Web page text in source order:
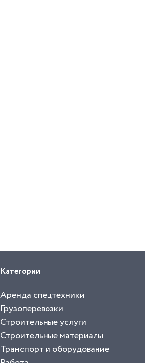
Категории
Аренда спецтехники
Грузоперевозки
Строительные услуги
Строительные материалы
Транспорт и оборудование